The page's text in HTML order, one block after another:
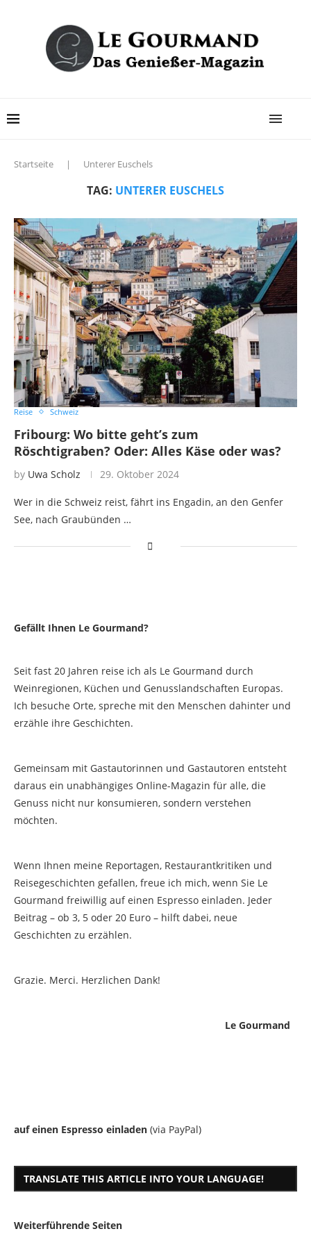
Startseite | Unterer Euschels
TAG: UNTERER EUSCHELS
Reise Schweiz
Fribourg: Wo bitte geht’s zum
Röschtigraben? Oder: Alles Käse oder was?
by Uwa Scholz 29. Oktober 2024
Wer in die Schweiz reist, fährt ins Engadin, an den Genfer
See, nach Graubünden …
Gefällt Ihnen Le Gourmand?
Seit fast 20 Jahren reise ich als Le Gourmand durch
Weinregionen, Küchen und Genusslandschaften Europas.
Ich besuche Orte, spreche mit den Menschen dahinter und
erzähle ihre Geschichten.
Gemeinsam mit Gastautorinnen und Gastautoren entsteht
daraus ein unabhängiges Online-Magazin für alle, die
Genuss nicht nur konsumieren, sondern verstehen
möchten.
Wenn Ihnen meine Reportagen, Restaurantkritiken und
Reisegeschichten gefallen, freue ich mich, wenn Sie Le
Gourmand freiwillig auf einen Espresso einladen. Jeder
Beitrag – ob 3, 5 oder 20 Euro – hilft dabei, neue
Geschichten zu erzählen.
Grazie. Merci. Herzlichen Dank!
Le Gourmand
auf einen Espresso einladen (via PayPal)
TRANSLATE THIS ARTICLE INTO YOUR LANGUAGE!
Weiterführende Seiten